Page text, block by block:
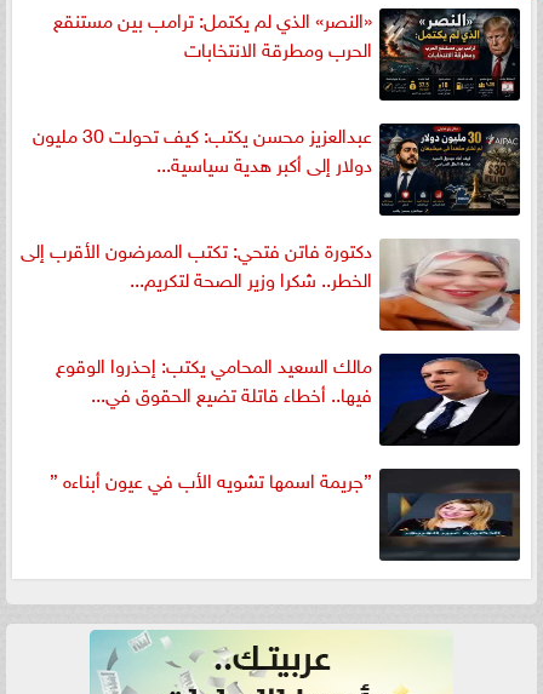
«النصر» الذي لم يكتمل: ترامب بين مستنقع
الحرب ومطرقة الانتخابات
عبدالعزيز محسن يكتب: كيف تحولت 30 مليون
دولار إلى أكبر هدية سياسية...
دكتورة فاتن فتحي: تكتب الممرضون الأقرب إلى
الخطر.. شكرا وزير الصحة لتكريم...
مالك السعيد المحامي يكتب: إحذروا الوقوع
فيها.. أخطاء قاتلة تضيع الحقوق في...
”جريمة اسمها تشويه الأب في عيون أبناءه ”